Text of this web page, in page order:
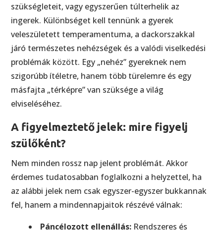
szükségleteit, vagy egyszerűen túlterhelik az
ingerek. Különbséget kell tennünk a gyerek
veleszületett temperamentuma, a dackorszakkal
járó természetes nehézségek és a valódi viselkedési
problémák között. Egy „nehéz” gyereknek nem
szigorúbb ítéletre, hanem több türelemre és egy
másfajta „térképre” van szüksége a világ
elviseléséhez.
A figyelmeztető jelek: mire figyelj
szülőként?
Nem minden rossz nap jelent problémát. Akkor
érdemes tudatosabban foglalkozni a helyzettel, ha
az alábbi jelek nem csak egyszer-egyszer bukkannak
fel, hanem a mindennapjaitok részévé válnak:
Páncélozott ellenállás: Rendszeres és